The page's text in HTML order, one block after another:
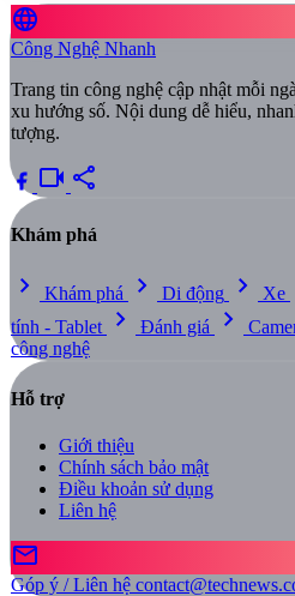
language
Công Nghệ Nhanh
Trang tin công nghệ cập nhật mỗi
xu hướng số. Nội dung dễ hiểu,
tượng.
videocam share
Khám phá
chevron_right Khám phá chevron_right Di động chevron_right Xe
tính - Tablet
chevron_right Đánh giá chevron_right
công nghệ
Hỗ trợ
Giới thiệu
Chính sách bảo mật
Điều khoản sử dụng
Liên hệ
mail
Góp ý / Liên hệ